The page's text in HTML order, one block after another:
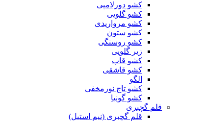
کشو دورلامپی
کشو گلویی
کشو مرواریدی
کشو ستون
کشو روسنگی
زیر گلویی
کشو قاب
کشو قاشقی
الگو
کشو تاج نورمخفی
کشو گونیا
قلم گچبری
قلم گچبری (نیم استیل)